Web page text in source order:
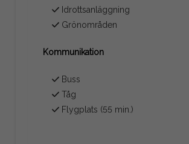
Idrottsanläggning
Grönområden
Kommunikation
Buss
Tåg
Flygplats (55 min.)